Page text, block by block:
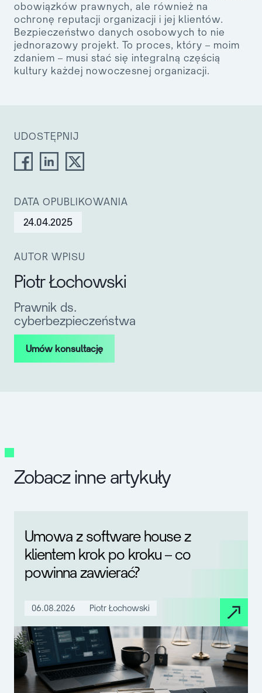
UDOSTĘPNIJ
DATA OPUBLIKOWANIA
24.04.2025
AUTOR WPISU
Piotr Łochowski
Prawnik ds.
cyberbezpieczeństwa
Umów konsultację
obowiązków prawnych, ale również na
ochronę reputacji organizacji i jej klientów.
Bezpieczeństwo danych osobowych to nie
jednorazowy projekt. To proces, który – moim
zdaniem – musi stać się integralną częścią
kultury każdej nowoczesnej organizacji.
Zobacz inne artykuły
Umowa z software house z
klientem krok po kroku – co
powinna zawierać?
06.08.2026 Piotr Łochowski